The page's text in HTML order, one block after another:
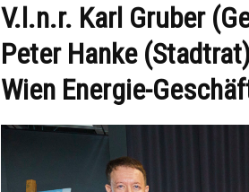
V.l.n.r. Karl Gruber
Peter Hanke
Wien Energie-